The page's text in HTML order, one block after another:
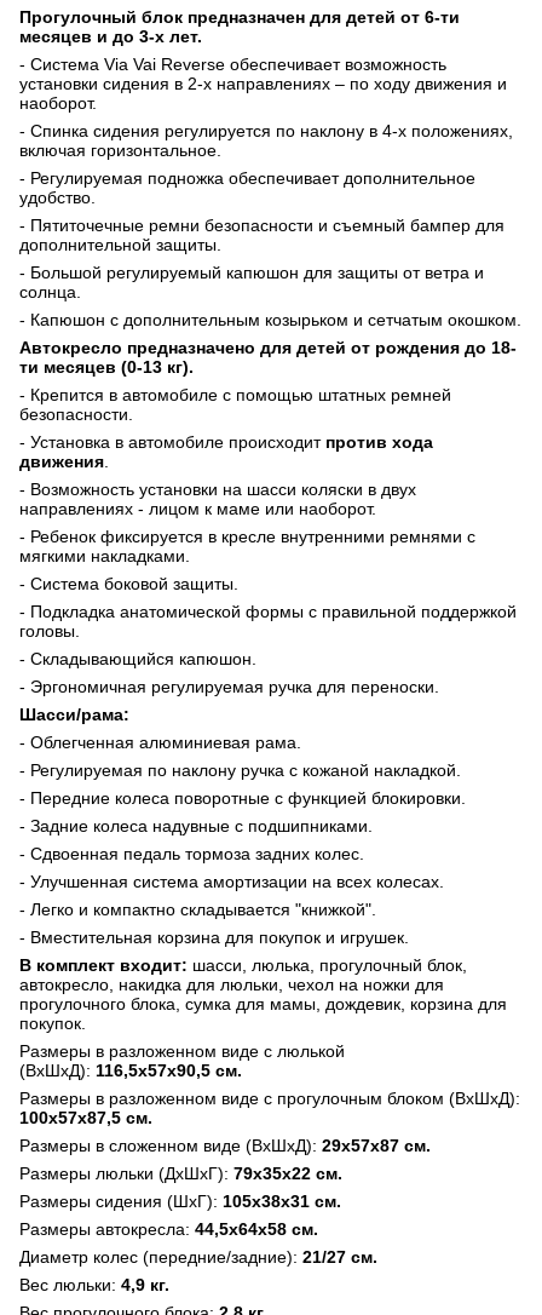
Прогулочный блок предназначен для детей от 6-ти
месяцев и до 3-х лет.
- Система Via Vai Reverse обеспечивает возможность
установки сидения в 2-х направлениях – по ходу движения и
наоборот.
- Спинка сидения регулируется по наклону в 4-х положениях,
включая горизонтальное.
- Регулируемая подножка обеспечивает дополнительное
удобство.
- Пятиточечные ремни безопасности и съемный бампер для
дополнительной защиты.
- Большой регулируемый капюшон для защиты от ветра и
солнца.
- Капюшон с дополнительным козырьком и сетчатым окошком.
Автокресло предназначено для детей от рождения до 18-
ти месяцев (0-13 кг).
- Крепится в автомобиле с помощью штатных ремней
безопасности.
- Установка в автомобиле происходит против хода
движения
- Возможность установки на шасси коляски в двух
направлениях - лицом к маме или наоборот.
- Ребенок фиксируется в кресле внутренними ремнями с
мягкими накладками.
- Система боковой защиты.
- Подкладка анатомической формы с правильной поддержкой
головы.
- Складывающийся капюшон.
- Эргономичная регулируемая ручка для переноски.
Шасси/рама:
- Облегченная алюминиевая рама.
- Регулируемая по наклону ручка с кожаной накладкой.
- Передние колеса поворотные с функцией блокировки.
- Задние колеса надувные с подшипниками.
- Сдвоенная педаль тормоза задних колес.
- Улучшенная система амортизации на всех колесах.
- Легко и компактно складывается "книжкой".
- Вместительная корзина для покупок и игрушек.
В комплект входит: шасси, люлька,
прогулочный блок,
автокресло, накидка для люльки, чехол на ножки для
прогулочного блока, сумка для мамы, дождевик, корзина для
покупок.
Размеры в разложенном виде с люлькой
(ВхШхД): 116,5х57х90,5 см.
Размеры в разложенном виде с прогулочным блоком (ВхШхД):
100х57х87,5 см.
Размеры в сложенном виде (ВхШхД): 29х57х87 см.
Размеры люльки (ДхШхГ): 79х35х22 см.
Размеры сидения (ШхГ): 105х38х31 см.
Размеры автокресла: 44,5х64х58 см.
Диаметр колес (передние/задние): 21/27 см.
Вес люльки: 4,9 кг.